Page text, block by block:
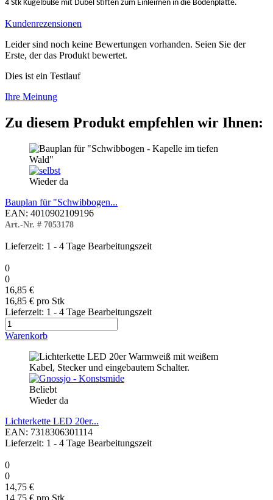
4 Stk Kugelbüße mit Dübel Stiften zum Einleimen in die Bodenplatte.
Kundenrezensionen
Leider sind noch keine Bewertungen vorhanden. Seien Sie der
Erste, der das Produkt bewertet.
Dies ist ein Testlauf
Ihre Meinung
Zu diesem Produkt empfehlen wir Ihnen:
Wieder da
Bauplan für "Schwibbogen...
EAN: 4010902109196
Art.-Nr. # 7053178
Lieferzeit: 1 - 4 Tage Bearbeitungszeit
0
0
16,85 €
16,85 € pro Stk
Lieferzeit: 1 - 4 Tage Bearbeitungszeit
Warenkorb
Beliebt
Wieder da
Lichterkette LED 20er...
EAN: 7318306301114
Lieferzeit: 1 - 4 Tage Bearbeitungszeit
0
0
14,75 €
14,75 € pro Stk